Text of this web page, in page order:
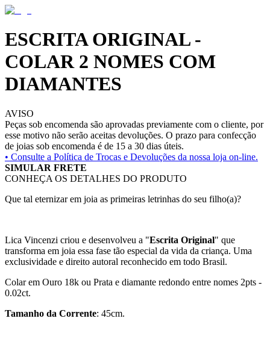
ESCRITA ORIGINAL -
COLAR 2 NOMES COM
DIAMANTES
AVISO
Peças sob encomenda são aprovadas previamente com o cliente, por
esse motivo não serão aceitas devoluções. O prazo para confecção
de joias sob encomenda é de 15 a 30 dias úteis.
• Consulte a Política de Trocas e Devoluções da nossa loja on-line.
SIMULAR FRETE
CONHEÇA OS DETALHES DO PRODUTO
Que tal eternizar em joia as primeiras letrinhas do seu filho(a)?
Lica Vincenzi criou e desenvolveu a "Escrita Original" que
transforma em joia essa fase tão especial da vida da criança. Uma
exclusividade e direito autoral reconhecido em todo Brasil.
Colar em Ouro 18k ou Prata e diamante redondo entre nomes 2pts -
0.02ct.
Tamanho da Corrente: 45cm.